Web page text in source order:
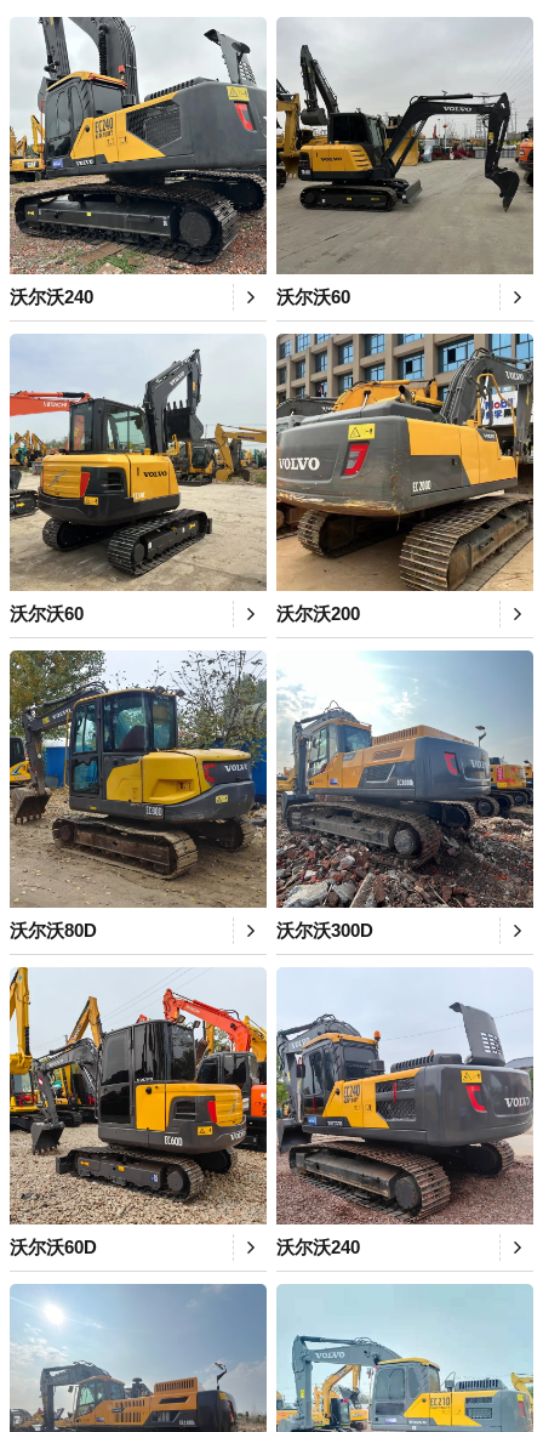
沃尔沃240 沃尔沃60
沃尔沃60 沃尔沃200
沃尔沃80D 沃尔沃300D
沃尔沃60D 沃尔沃240